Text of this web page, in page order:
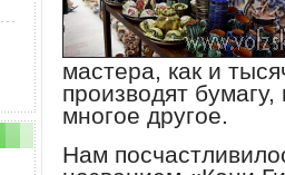
мастера, как и
производят
многое другое.
Нам